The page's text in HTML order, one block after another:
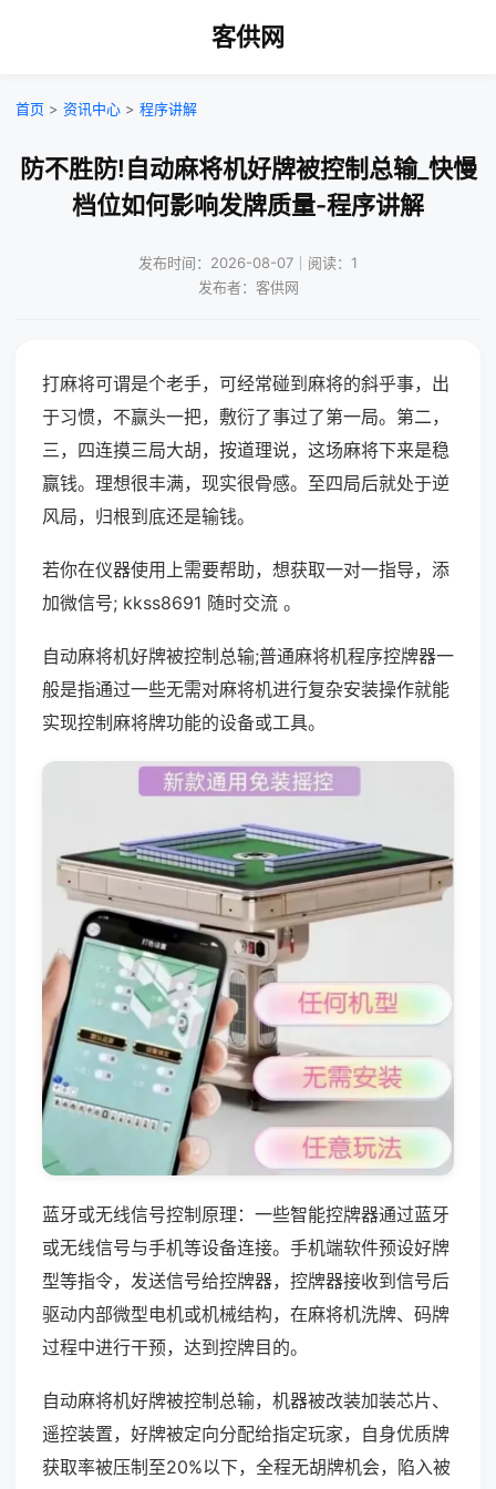
客供网
首页 > 资讯中心 > 程序讲解
防不胜防!自动麻将机好牌被控制总输_快慢
档位如何影响发牌质量-程序讲解
发布时间：2026-08-07｜阅读：1
发布者：客供网
打麻将可谓是个老手，可经常碰到麻将的斜乎事，出
于习惯，不赢头一把，敷衍了事过了第一局。第二，
三，四连摸三局大胡，按道理说，这场麻将下来是稳
赢钱。理想很丰满，现实很骨感。至四局后就处于逆
风局，归根到底还是输钱。
若你在仪器使用上需要帮助，想获取一对一指导，添
加微信号; kkss8691 随时交流 。
自动麻将机好牌被控制总输;普通麻将机程序控牌器一
般是指通过一些无需对麻将机进行复杂安装操作就能
实现控制麻将牌功能的设备或工具。
蓝牙或无线信号控制原理：一些智能控牌器通过蓝牙
或无线信号与手机等设备连接。手机端软件预设好牌
型等指令，发送信号给控牌器，控牌器接收到信号后
驱动内部微型电机或机械结构，在麻将机洗牌、码牌
过程中进行干预，达到控牌目的。
自动麻将机好牌被控制总输，机器被改装加装芯片、
遥控装置，好牌被定向分配给指定玩家，自身优质牌
获取率被压制至20%以下，全程无胡牌机会，陷入被